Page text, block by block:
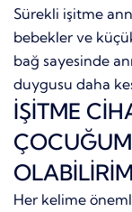
Sürekli işitme
bebekler ve
bağ sayesinde
duygusu daha
İŞİTME
Her kelime